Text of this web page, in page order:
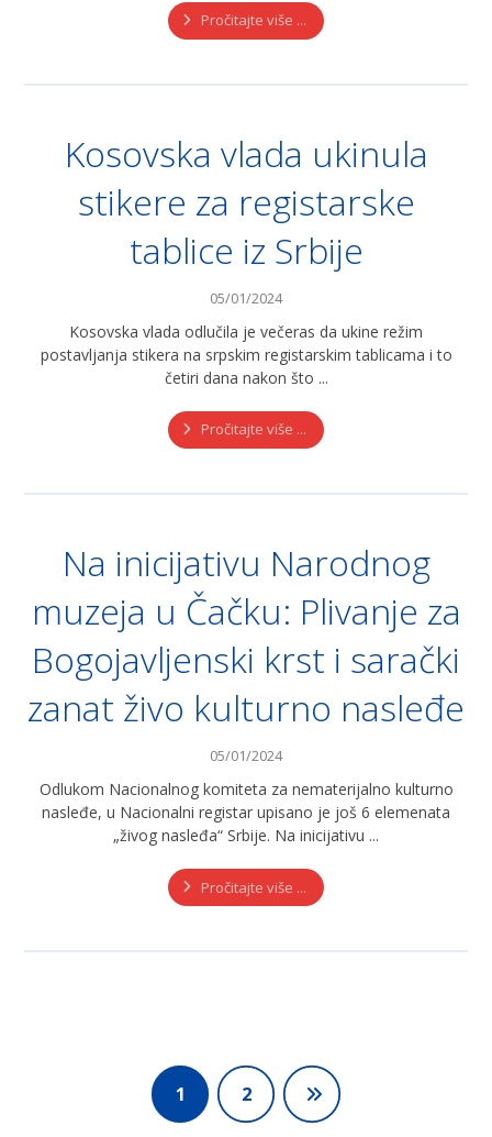
Pročitajte više ...
Kosovska vlada ukinula
stikere za registarske
tablice iz Srbije
05/01/2024
Kosovska vlada odlučila je večeras da ukine režim
postavljanja stikera na srpskim registarskim tablicama i to
četiri dana nakon što ...
Pročitajte više ...
Na inicijativu Narodnog
muzeja u Čačku: Plivanje za
Bogojavljenski krst i sarački
zanat živo kulturno nasleđe
05/01/2024
Odlukom Nacionalnog komiteta za nematerijalno kulturno
nasleđe, u Nacionalni registar upisano je još 6 elemenata
„živog nasleđa“ Srbije. Na inicijativu ...
Pročitajte više ...
1 2